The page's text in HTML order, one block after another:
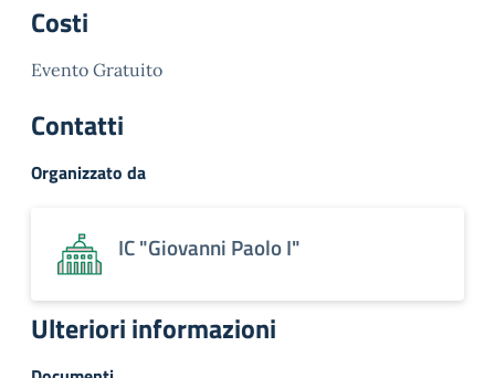
Costi
Evento Gratuito
Contatti
Organizzato da
IC "Giovanni Paolo I"
Ulteriori informazioni